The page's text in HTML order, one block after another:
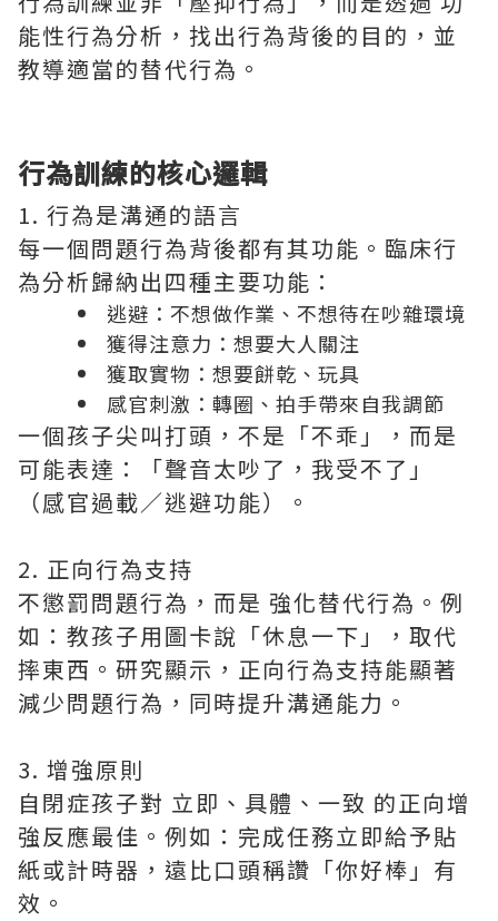
能性行為分析，找出行為背後的目的，並
教導適當的替代行為。
行為訓練的核心邏輯
1. 行為是溝通的語言
每一個問題行為背後都有其功能。臨床行
為分析歸納出四種主要功能：
逃避：不想做作業、不想待在吵雜環境
獲得注意力：想要大人關注
獲取實物：想要餅乾、玩具
感官刺激：轉圈、拍手帶來自我調節
一個孩子尖叫打頭，不是「不乖」，而是
可能表達：「聲音太吵了，我受不了」
（感官過載／逃避功能）。
2. 正向行為支持
不懲罰問題行為，而是 強化替代行為。例
如：教孩子用圖卡說「休息一下」，取代
摔東西。研究顯示，正向行為支持能顯著
減少問題行為，同時提升溝通能力。
3. 增強原則
自閉症孩子對 立即、具體、一致 的正向增
強反應最佳。例如：完成任務立即給予貼
紙或計時器，遠比口頭稱讚「你好棒」有
效。